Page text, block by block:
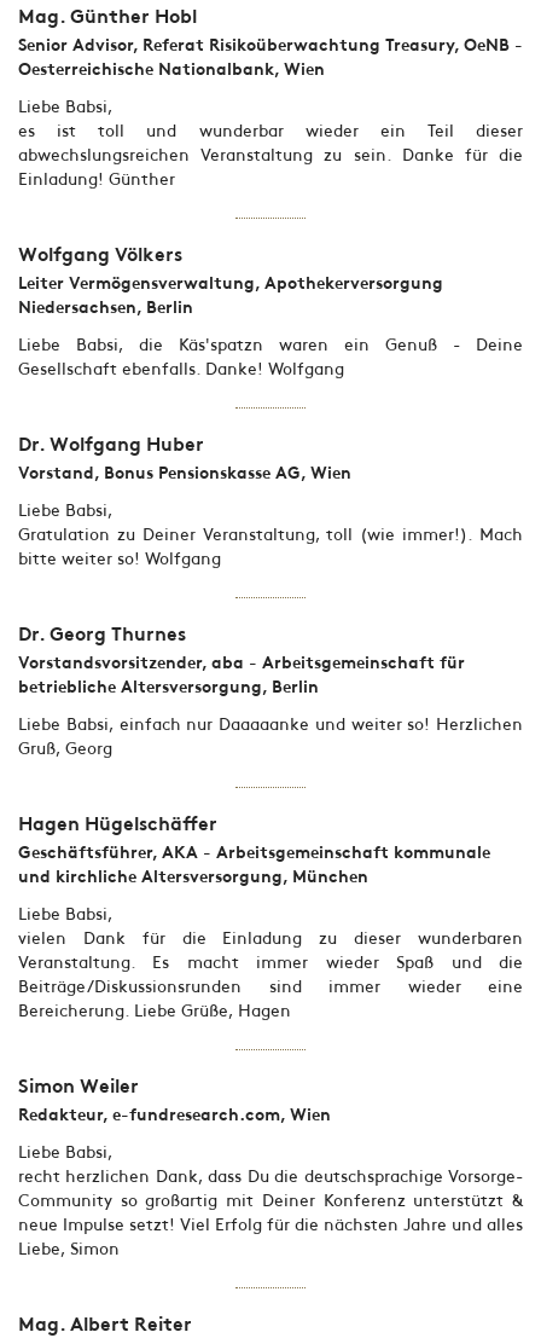
Mag. Günther Hobl
Senior Advisor, Referat Risikoüberwachtung Treasury, OeNB -
Oesterreichische Nationalbank, Wien
Liebe Babsi,
es ist toll und wunderbar wieder ein Teil dieser
abwechslungsreichen Veranstaltung zu sein. Danke für die
Einladung! Günther
Wolfgang Völkers
Leiter Vermögensverwaltung, Apothekerversorgung
Niedersachsen, Berlin
Liebe Babsi, die Käs'spatzn waren ein Genuß - Deine
Gesellschaft ebenfalls. Danke! Wolfgang
Dr. Wolfgang Huber
Vorstand, Bonus Pensionskasse AG, Wien
Liebe Babsi,
Gratulation zu Deiner Veranstaltung, toll (wie immer!). Mach
bitte weiter so! Wolfgang
Dr. Georg Thurnes
Vorstandsvorsitzender, aba - Arbeitsgemeinschaft für
betriebliche Altersversorgung, Berlin
Liebe Babsi, einfach nur Daaaaanke und weiter so! Herzlichen
Gruß, Georg
Hagen Hügelschäffer
Geschäftsführer, AKA - Arbeitsgemeinschaft kommunale
und kirchliche Altersversorgung, München
Liebe Babsi,
vielen Dank für die Einladung zu dieser wunderbaren
Veranstaltung. Es macht immer wieder Spaß und die
Beiträge/Diskussionsrunden sind immer wieder eine
Bereicherung. Liebe Grüße, Hagen
Simon Weiler
Redakteur, e-fundresearch.com, Wien
Liebe Babsi,
recht herzlichen Dank, dass Du die deutschsprachige Vorsorge-
Community so großartig mit Deiner Konferenz unterstützt &
neue Impulse setzt! Viel Erfolg für die nächsten Jahre und alles
Liebe, Simon
Mag. Albert Reiter